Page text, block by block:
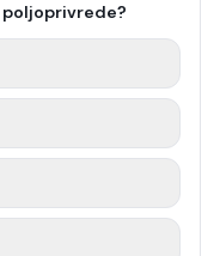
poljoprivrede?